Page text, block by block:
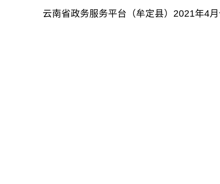
云南省政务服务平台（牟定县）2021年4